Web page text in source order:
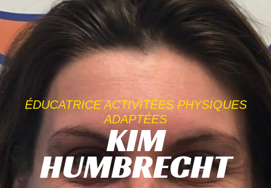
ÉDUCATRICE ACTIVITÉES PHYSIQUES
ADAPTÉES
KIM
HUMBRECHT